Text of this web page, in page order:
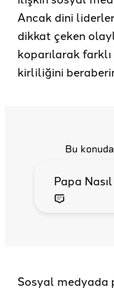
Ancak dini
dikkat çeken
koparılarak
kirliliğini
Bu
Papa
Sosyal medyada